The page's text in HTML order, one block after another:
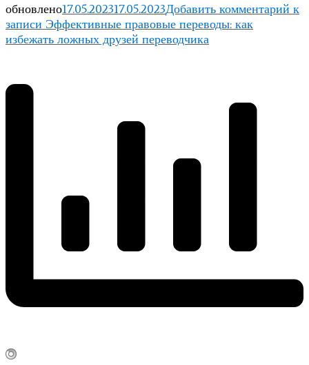
обновлено17.05.202317.05.2023Добавить комментарий к
записи Эффективные правовые переводы: как
избежать ложных друзей переводчика